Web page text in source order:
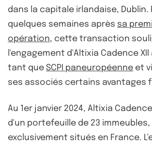
dans la capitale irlandaise, Dublin.
quelques semaines après sa
opération, cette transaction
l'engagement d'Altixia Cadence
tant que SCPI paneuropéenne et
ses associés certains avantages
Au 1er janvier 2024, Altixia
d'un portefeuille de 23 immeubles,
exclusivement situés en France.